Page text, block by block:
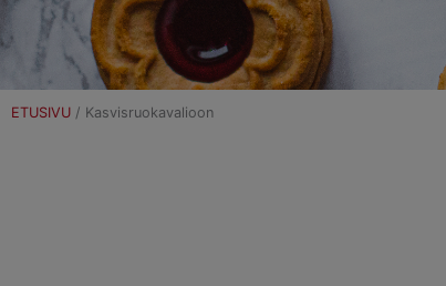
ETUSIVU / Kasvisruokavalioon